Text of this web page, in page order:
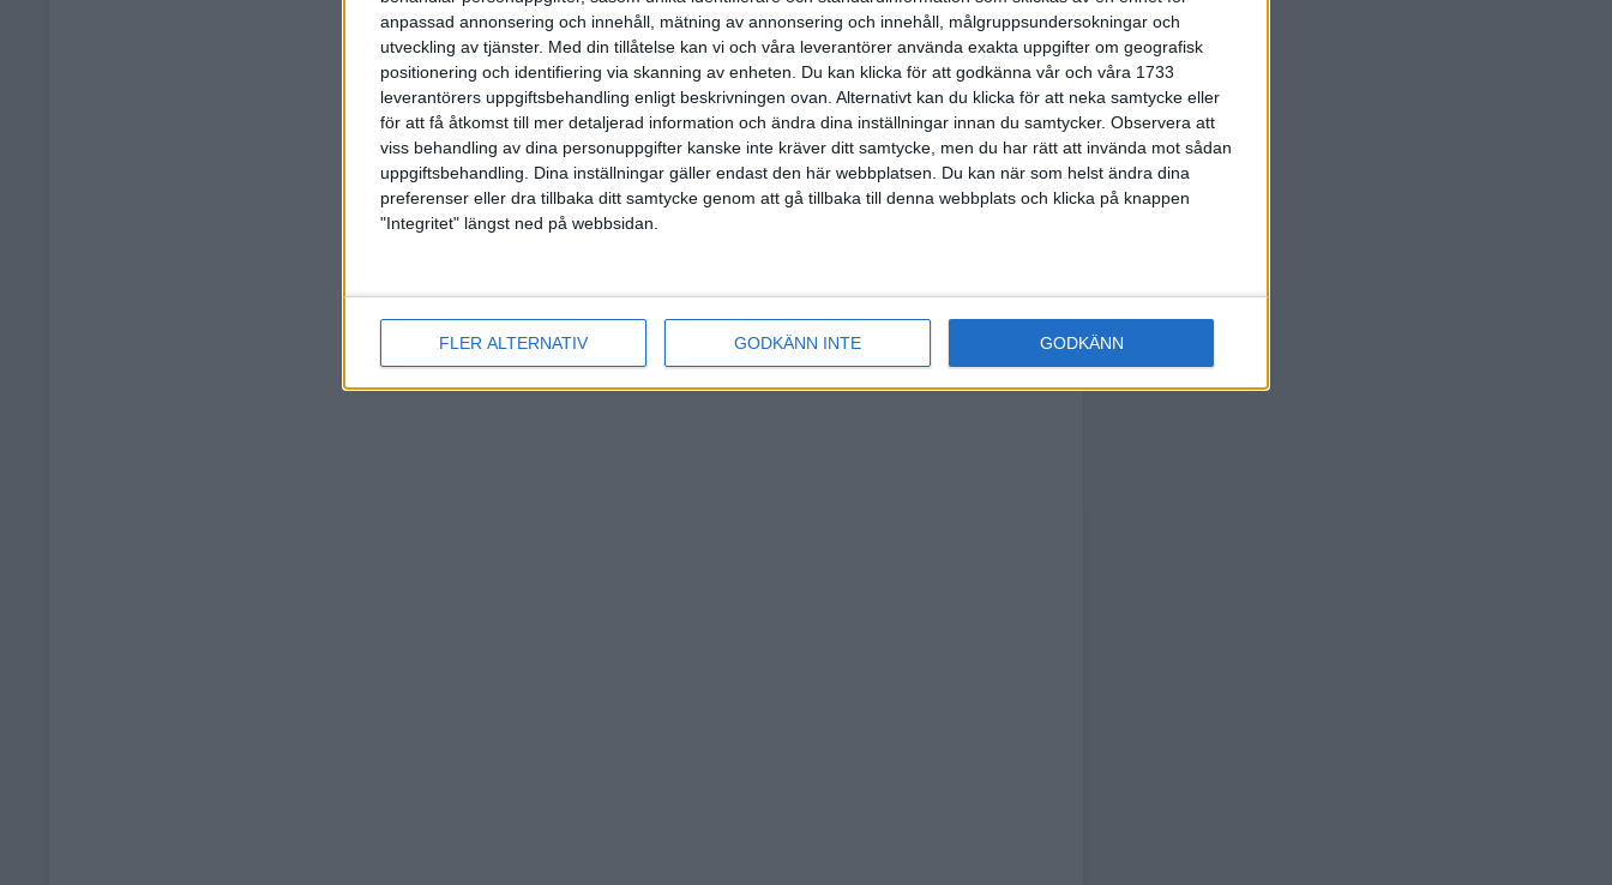
anpassad annonsering och innehåll, mätning av annonsering och innehåll, målgruppsundersokningar och
utveckling av tjänster. Med din tillåtelse kan vi och våra leverantörer använda exakta uppgifter om geografisk
positionering och identifiering via skanning av enheten. Du kan klicka för att godkänna vår och våra 1733
leverantörers uppgiftsbehandling enligt beskrivningen ovan. Alternativt kan du klicka för att neka samtycke eller
för att få åtkomst till mer detaljerad information och ändra dina inställningar innan du samtycker. Observera att
viss behandling av dina personuppgifter kanske inte kräver ditt samtycke, men du har rätt att invända mot sådan
uppgiftsbehandling. Dina inställningar gäller endast den här webbplatsen. Du kan när som helst ändra dina
preferenser eller dra tillbaka ditt samtycke genom att gå tillbaka till denna webbplats och klicka på knappen
"Integritet" längst ned på webbsidan.
FLER ALTERNATIV GODKÄNN INTE GODKÄNN